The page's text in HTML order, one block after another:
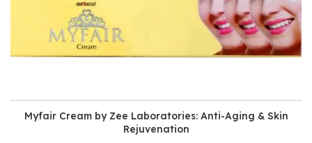
Myfair Cream by Zee Laboratories: Anti-Aging & Skin
Rejuvenation